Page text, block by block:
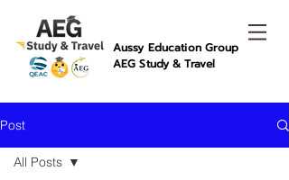
Aussy Education Group
AEG Study & Travel
Post
All Posts